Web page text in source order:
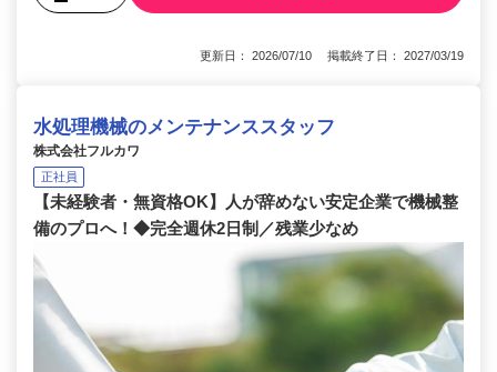
更新日： 2026/07/10 掲載終了日： 2027/03/19
水処理機械のメンテナンススタッフ
株式会社フルカワ
正社員
【未経験者・無資格OK】人が辞めない安定企業で機械整
備のプロへ！◆完全週休2日制／残業少なめ